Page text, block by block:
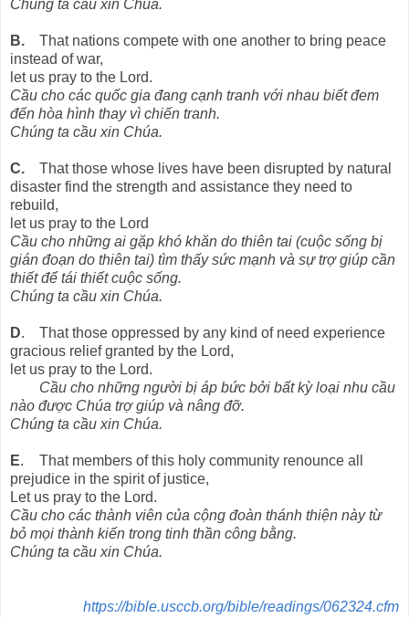
Chúng ta cầu xin Chúa.
B.
That nations compete with one another to bring peace
instead of war,
let us pray to the Lord.
Cầu cho các quốc gia đang cạnh tranh với nhau biết đem
đến hòa hình thay vì chiến tranh.
Chúng ta cầu xin Chúa.
C.
That those whose lives have been disrupted by natural
disaster find the strength and assistance they need to
rebuild,
let us pray to the Lord
Cầu cho những ai gặp khó khăn do thiên tai (cuộc sống bị
gián đoạn do thiên tai) tìm thấy sức mạnh và sự trợ giúp cần
thiết để tái thiết cuộc sống.
Chúng ta cầu xin Chúa.
D.
That those oppressed by any kind of need experience
gracious relief granted by the Lord,
let us pray to the Lord.
Cầu cho những người bị áp bức bởi bất kỳ loại nhu cầu
nào được Chúa trợ giúp và nâng đỡ.
Chúng ta cầu xin Chúa.
E.
That members of this holy community renounce all
prejudice in the spirit of justice,
Let us pray to the Lord.
Cầu cho các thành viên của cộng đoàn thánh thiện này từ
bỏ mọi thành kiến trong tinh thần công bằng.
Chúng ta cầu xin Chúa.
https://bible.usccb.org/bible/readings/062324.cfm